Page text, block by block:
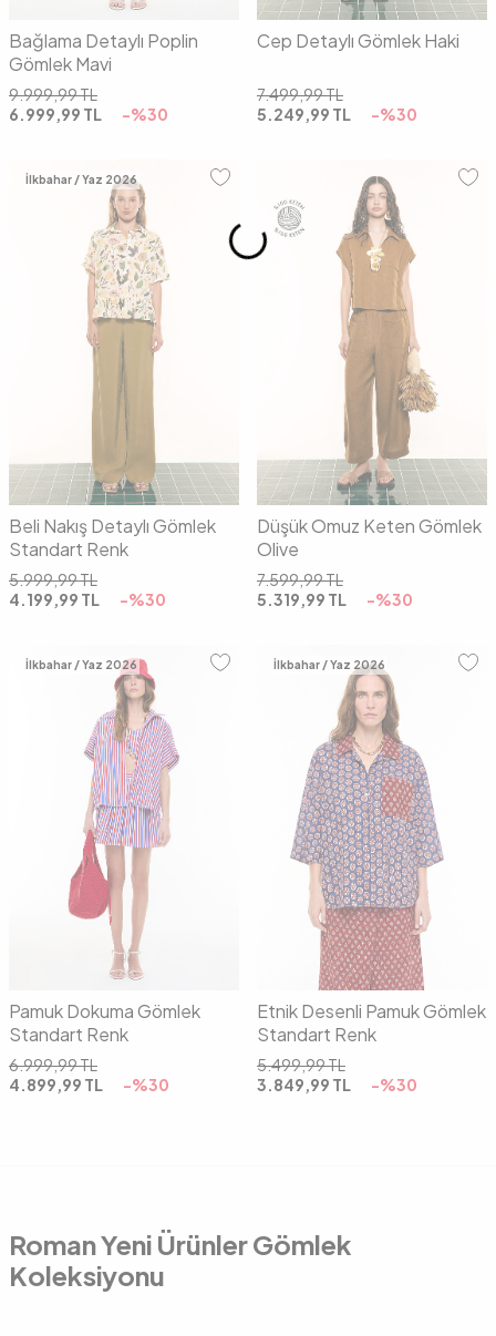
Bağlama Detaylı Poplin
Gömlek Mavi
9.999,99TL
6.999,99 TL -%30
Cep Detaylı Gömlek Haki
7.499,99TL
5.249,99 TL -%30
İlkbahar / Yaz 2026
M
Beli Nakış Detaylı Gömlek
Standart Renk
5.999,99TL
4.199,99 TL -%30
38 40
Düşük Omuz Keten Gömlek
Olive
7.599,99TL
5.319,99 TL -%30
İlkbahar / Yaz 2026
36 38
Pamuk Dokuma Gömlek
Standart Renk
6.999,99TL
4.899,99 TL -%30
İlkbahar / Yaz 2026
S M
Etnik Desenli Pamuk Gömlek
Standart Renk
5.499,99TL
3.849,99 TL -%30
Roman Yeni Ürünler Gömlek
Koleksiyonu